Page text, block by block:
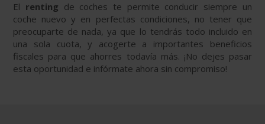
El renting de coches te permite conducir siempre un
coche nuevo y en perfectas condiciones, no tener que
preocuparte de nada, ya que lo tendrás todo incluido en
una sola cuota, y acogerte a importantes beneficios
fiscales para que ahorres todavía más. ¡No dejes pasar
esta oportunidad e infórmate ahora sin compromiso!